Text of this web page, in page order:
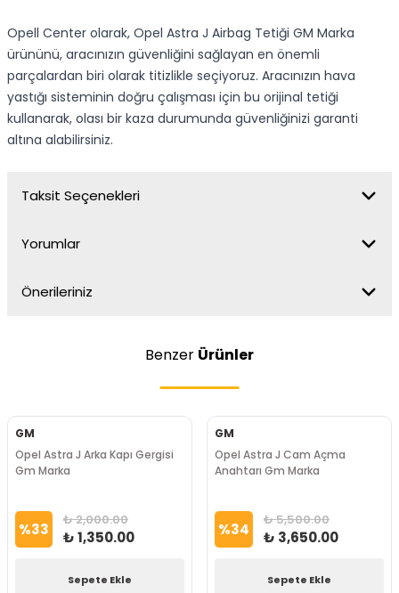
Opell Center olarak, Opel Astra J Airbag Tetiği GM Marka
ürününü, aracınızın güvenliğini sağlayan en önemli
parçalardan biri olarak titizlikle seçiyoruz. Aracınızın hava
yastığı sisteminin doğru çalışması için bu orijinal tetiği
kullanarak, olası bir kaza durumunda güvenliğinizi garanti
altına alabilirsiniz.
Taksit Seçenekleri
Yorumlar
Önerileriniz
Benzer Ürünler
GM
Opel Astra J Arka Kapı Gergisi
Gm Marka
%33 ₺ 2,000.00
₺ 1,350.00
Sepete Ekle
GM
Opel Astra J Cam Açma
Anahtarı Gm Marka
%34 ₺ 5,500.00
₺ 3,650.00
Sepete Ekle